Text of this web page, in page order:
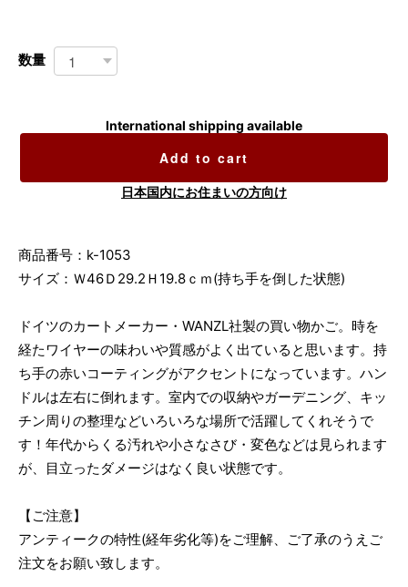
数量
International shipping available
Add to cart
日本国内にお住まいの方向け
商品番号：k-1053
サイズ：Ｗ46Ｄ29.2Ｈ19.8ｃｍ(持ち手を倒した状態)
ドイツのカートメーカー・WANZL社製の買い物かご。時を
経たワイヤーの味わいや質感がよく出ていると思います。持
ち手の赤いコーティングがアクセントになっています。ハン
ドルは左右に倒れます。室内での収納やガーデニング、キッ
チン周りの整理などいろいろな場所で活躍してくれそうで
す！年代からくる汚れや小さなさび・変色などは見られます
が、目立ったダメージはなく良い状態です。
【ご注意】
アンティークの特性(経年劣化等)をご理解、ご了承のうえご
注文をお願い致します。